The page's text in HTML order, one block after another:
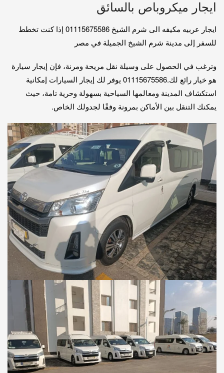
ايجار ميكروباص بالسائق
ايجار عربيه مكيفه الى شرم الشيخ 01115675586 إذا كنت تخطط
للسفر إلى مدينة شرم الشيخ الجميلة في مصر
وترغب في الحصول على وسيلة نقل مريحة ومرنة، فإن إيجار سيارة
هو خيار رائع لك.01115675586 يوفر لك إيجار السيارات إمكانية
استكشاف المدينة ومعالمها السياحية بسهولة وحرية تامة، حيث
يمكنك التنقل بين الأماكن بمرونة وفقًا لجدولك الخاص.